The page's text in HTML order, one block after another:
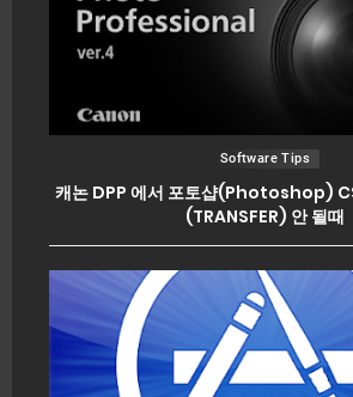
Software Tips
캐논 DPP 에서 포토샵(Photoshop)
(TRANSFER) 안 될때